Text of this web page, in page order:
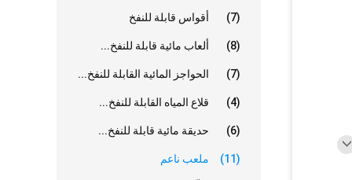
أقواس قابلة للنفخ (7)
ألعاب مائية قابلة للنفخ... (8)
الحواجز المائية القابلة للنفخ... (7)
قلاع المياه القابلة للنفخ... (4)
حديقة مائية قابلة للنفخ... (6)
ملعب ناعم (11)